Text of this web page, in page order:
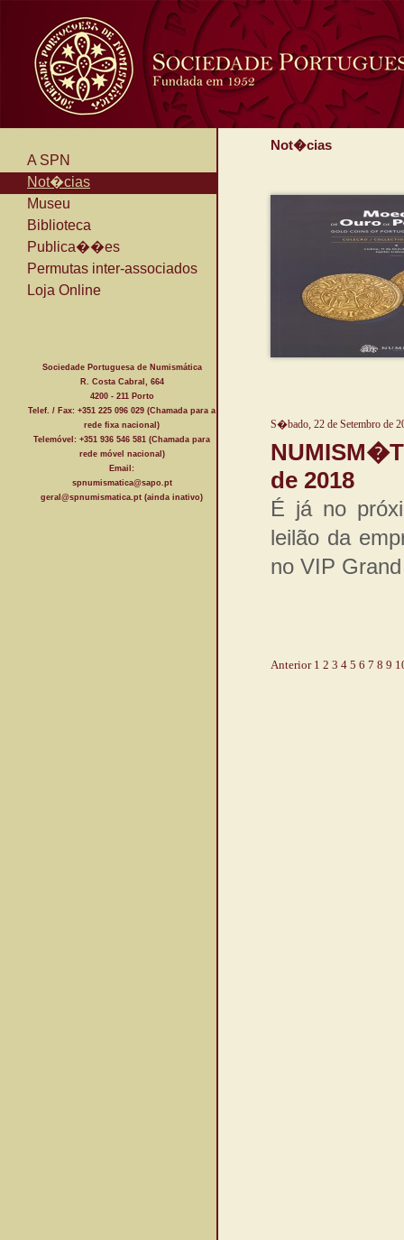
A SPN
Not�cias
Museu
Biblioteca
Publica��es
Permutas inter-associados
Loja Online
Sociedade Portuguesa de Numismática
R. Costa Cabral, 664
4200 - 211 Porto
Telef. / Fax: +351 225 096 029 (Chamada para a
rede fixa nacional)
Telemóvel: +351 936 546 581 (Chamada para
rede móvel nacional)
Email:
spnumismatica@sapo.pt
geral@spnumismatica.pt (ainda inativo)
Not�cias
S�bado, 22 de Setembro de
de 2018
É já no
leilão da
no VIP
Anterior 1 2 3 4 5 6 7 8 9